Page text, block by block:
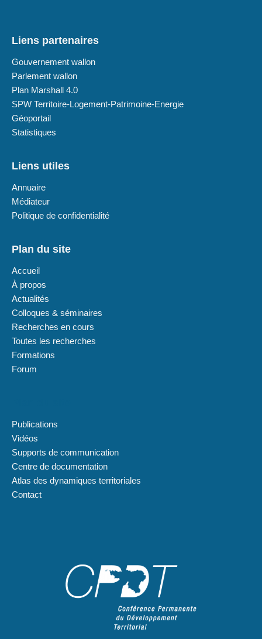
Liens partenaires
Gouvernement wallon
Parlement wallon
Plan Marshall 4.0
SPW Territoire-Logement-Patrimoine-Energie
Géoportail
Statistiques
Liens utiles
Annuaire
Médiateur
Politique de confidentialité
Plan du site
Accueil
À propos
Actualités
Colloques & séminaires
Recherches en cours
Toutes les recherches
Formations
Forum
Publications
Vidéos
Supports de communication
Centre de documentation
Atlas des dynamiques territoriales
Contact